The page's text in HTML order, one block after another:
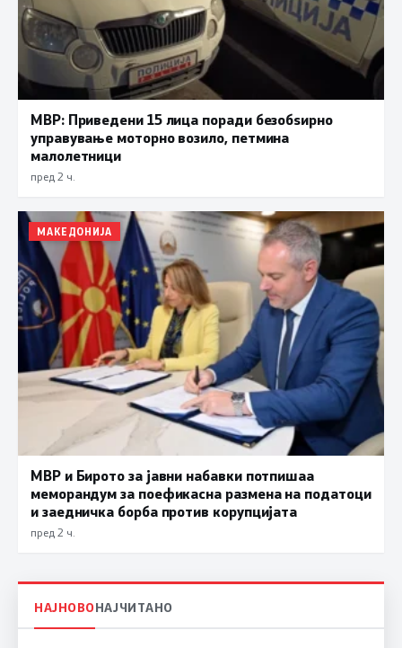
МВР: Приведени 15 лица поради безобѕирно
управување моторно возило, петмина
малолетници
пред 2 ч.
МАКЕДОНИЈА
МВР и Бирото за јавни набавки потпишаа
меморандум за поефикасна размена на податоци
и заедничка борба против корупцијата
пред 2 ч.
НАЈНОВОНАЈЧИТАНО